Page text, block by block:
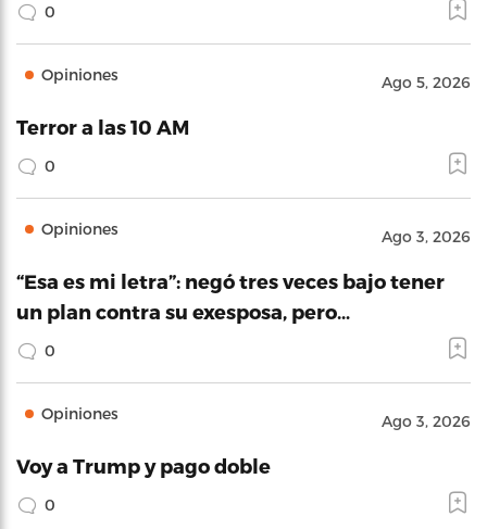
0
Opiniones Ago 5, 2026
Terror a las 10 AM
0
Opiniones Ago 3, 2026
“Esa es mi letra”: negó tres veces bajo tener
un plan contra su exesposa, pero…
0
Opiniones Ago 3, 2026
Voy a Trump y pago doble
0